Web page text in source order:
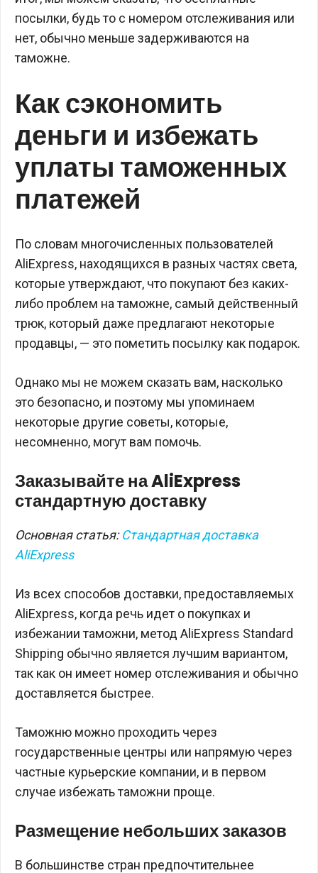
посылки, будь то с номером отслеживания или
нет, обычно меньше задерживаются на
таможне.
Как сэкономить
деньги и избежать
уплаты таможенных
платежей
По словам многочисленных пользователей
AliExpress, находящихся в разных частях света,
которые утверждают, что покупают без каких-
либо проблем на таможне, самый действенный
трюк, который даже предлагают некоторые
продавцы, — это пометить посылку как подарок.
Однако мы не можем сказать вам, насколько
это безопасно, и поэтому мы упоминаем
некоторые другие советы, которые,
несомненно, могут вам помочь.
Заказывайте на AliExpress
стандартную доставку
Основная статья:Стандартная доставка
AliExpress
Из всех способов доставки, предоставляемых
AliExpress, когда речь идет о покупках и
избежании таможни, метод AliExpress Standard
Shipping обычно является лучшим вариантом,
так как он имеет номер отслеживания и обычно
доставляется быстрее.
Таможню можно проходить через
государственные центры или напрямую через
частные курьерские компании, и в первом
случае избежать таможни проще.
Размещение небольших заказов
В большинстве стран предпочтительнее